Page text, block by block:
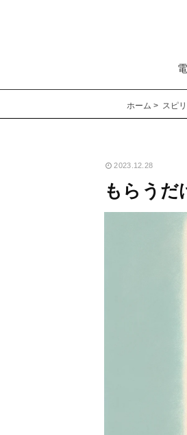
ホーム スピ
2023.12.28
もらうだ